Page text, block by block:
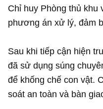
Chỉ huy Phòng thủ khu
phương án xử lý, đảm
Sau khi tiếp cận hiện
đã sử dụng súng
để khống chế con vật.
soát an toàn và bàn